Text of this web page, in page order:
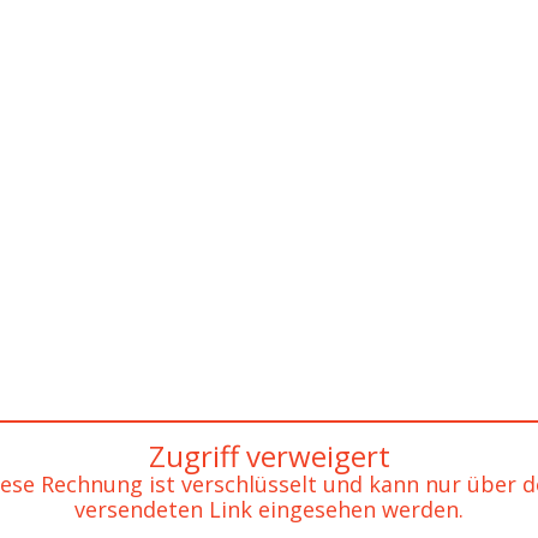
Zugriff verweigert
Rechnung ist verschlüsselt und kann nur über
versendeten Link eingesehen werden.